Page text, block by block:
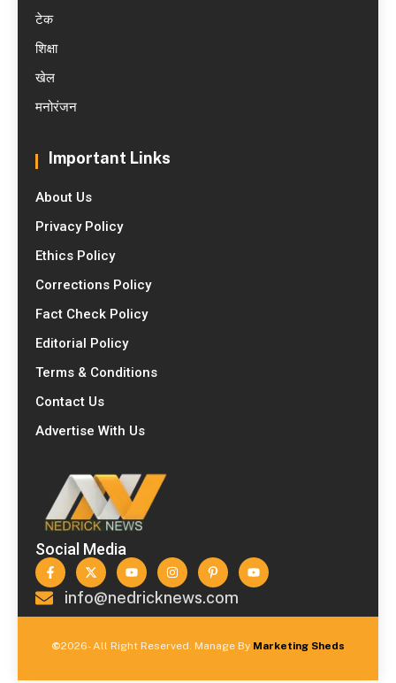
टेक
शिक्षा
खेल
मनोरंजन
Important Links
About Us
Privacy Policy
Ethics Policy
Corrections Policy
Fact Check Policy
Editorial Policy
Terms & Conditions
Contact Us
Advertise With Us
Social Media
info@nedricknews.com
©2026- All Right Reserved. Manage By Marketing Sheds